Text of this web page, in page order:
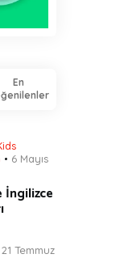
En
6 Mayıs
İngilizce
21 Temmuz